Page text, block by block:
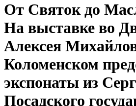
От Святок до
На выставке во
Алексея
Коломенском
экспонаты из
Посадского